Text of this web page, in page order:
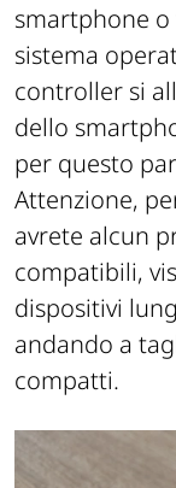
smartphone
sistema
controller si
dello
per questo
Attenzione,
avrete alcun
compatibili,
dispositivi
andando a
compatti.